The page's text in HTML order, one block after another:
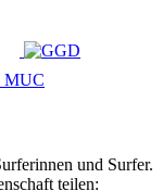
und Surfer.
teilen: